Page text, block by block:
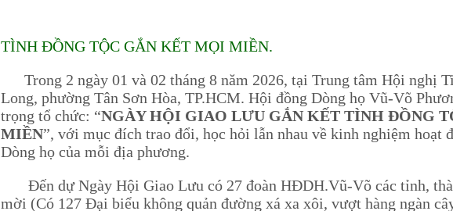
TÌNH ĐỒNG TỘC GẮN KẾT MỌI MIỀN.
Trong 2 ngày 01 và 02 tháng 8 năm 2026, tại Trung tâm Hội nghị
Long, phường Tân Sơn Hòa, TP.HCM. Hội đồng Dòng họ Vũ-Võ
trọng tổ chức: “NGÀY HỘI GIAO LƯU GẮN KẾT TÌNH ĐỒNG
MIỀN”, với mục đích trao đổi, học hỏi lẫn nhau về kinh nghiệm hoạt
Dòng họ của mỗi địa phương.
Đến dự Ngày Hội Giao Lưu có 27 đoàn HĐDH.Vũ-Võ các tỉnh,
mời (Có 127 Đại biểu không quản đường xá xa xôi, vượt hàng ngàn